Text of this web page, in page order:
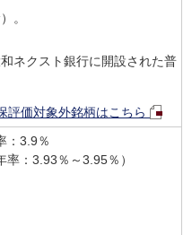
。
ネクスト銀行に開設された普
評価対象外銘柄はこちら
：3.9％
率：3.93％～3.95％）